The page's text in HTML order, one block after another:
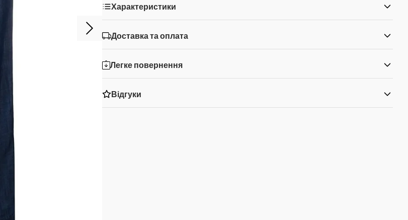
Характеристики
Доставка та оплата
Легке повернення
Відгуки